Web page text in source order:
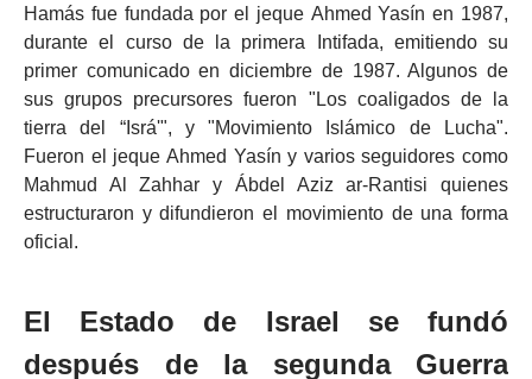
Hamás fue fundada por el jeque Ahmed Yasín en 1987,
durante el curso de la primera
Intifada, emitiendo su
primer comunicado en diciembre de 1987. Algunos de
sus grupos precursores fueron "Los coaligados de la
tierra del “Isrá'", y "Movimiento Islámico de Lucha".
Fueron el jeque Ahmed Yasín y varios seguidores como
Mahmud Al Zahhar y Ábdel Aziz ar-Rantisi quienes
estructuraron y difundieron el movimiento de una forma
oficial.
El Estado de Israel se fundó
después de la segunda Guerra